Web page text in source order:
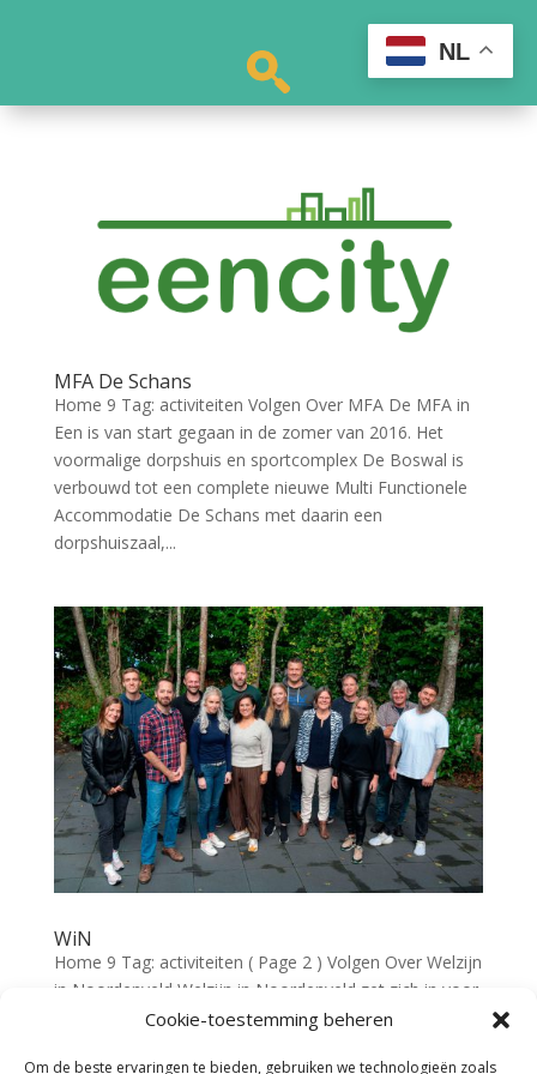
Cookie-toestemming beheren
Om de beste ervaringen te bieden, gebruiken we technologieën zoals
MFA De Schans
Home 9 Tag: activiteiten Volgen Over MFA De MFA in
Een is van start gegaan in de zomer van 2016. Het
voormalige dorpshuis en sportcomplex De Boswal is
verbouwd tot een complete nieuwe Multi Functionele
Accommodatie De Schans met daarin een
dorpshuiszaal,...
WiN
Home 9 Tag: activiteiten ( Page 2 ) Volgen Over Welzijn
in Noordenveld Welzijn in Noordenveld zet zich in voor
alle inwoners, met name voor mensen in kwetsbare
NL